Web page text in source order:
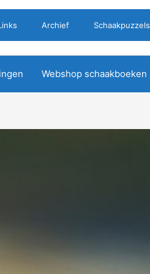
Archief Schaakpuzzels
Webshop schaakboeken